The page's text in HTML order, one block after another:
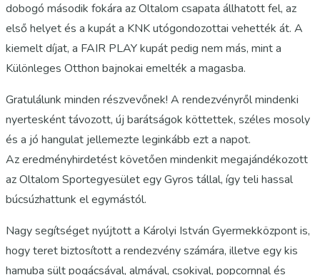
dobogó második fokára az Oltalom csapata állhatott fel, az
első helyet és a kupát a KNK utógondozottai vehették át. A
kiemelt díjat, a FAIR PLAY kupát pedig nem más, mint a
Különleges Otthon bajnokai emelték a magasba.
Gratulálunk minden részvevőnek! A rendezvényről mindenki
nyertesként távozott, új barátságok köttettek, széles mosoly
és a jó hangulat jellemezte leginkább ezt a napot.
Az eredményhirdetést követően mindenkit megajándékozott
az Oltalom Sportegyesület egy Gyros tállal, így teli hassal
búcsúzhattunk el egymástól.
Nagy segítséget nyújtott a Károlyi István Gyermekközpont is,
hogy teret biztosított a rendezvény számára, illetve egy kis
hamuba sült pogácsával, almával, csokival, popcornnal és